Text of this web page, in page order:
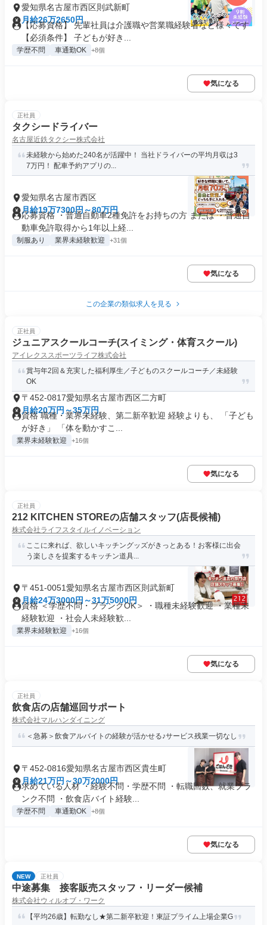
愛知県名古屋市西区則武新町
月給26万2650円
【応募資格】 先輩社員は介護職や営業職経験者など様々です
【必須条件】 子どもが好き...
学歴不問 車通勤OK +8個
気になる
正社員
タクシードライバー
名古屋近鉄タクシー株式会社
未経験から始めた240名が活躍中！ 当社ドライバーの平均月収は3
7万円！ 配車予約アプリの...
愛知県名古屋市西区
月給19万7300円～80万円
応募資格 ・普通自動車2種免許をお持ちの方 または ・普通自
動車免許取得から1年以上経...
制服あり 業界未経験歓迎 +31個
気になる
この企業の類似求人を見る
正社員
ジュニアスクールコーチ(スイミング・体育スクール)
アイレクススポーツライフ株式会社
賞与年2回＆充実した福利厚生／子どものスクールコーチ／未経験
OK
〒452-0817愛知県名古屋市西区二方町
月給20万円～35万円
資格 職種・業界未経験、第二新卒歓迎 経験よりも、 「子ども
が好き」 「体を動かすこ...
業界未経験歓迎 +16個
気になる
正社員
212 KITCHEN STOREの店舗スタッフ(店長候補)
株式会社ライフスタイルイノベーション
ここに来れば、欲しいキッチングッズがきっとある！お客様に出会
う楽しさを提案するキッチン道具...
〒451-0051愛知県名古屋市西区則武新町
月給24万3000円～31万5000円
資格 ＜学歴不問・ブランクOK＞ ・職種未経験歓迎 ・業種未
経験歓迎 ・社会人未経験歓...
業界未経験歓迎 +16個
気になる
正社員
飲食店の店舗巡回サポート
株式会社マルハンダイニング
＜急募＞飲食アルバイトの経験が活かせる♪サービス残業一切なし
〒452-0816愛知県名古屋市西区貴生町
月給21万円～30万2000円
求めている人材 ・経験不問・学歴不問 ・転職回数、就業ブラ
ンク不問 ・飲食店バイト経験...
学歴不問 車通勤OK +8個
気になる
NEW 正社員
中途募集 接客販売スタッフ・リーダー候補
株式会社ウィルオブ・ワーク
【平均26歳】転勤なし★第二新卒歓迎！東証プライム上場企業G